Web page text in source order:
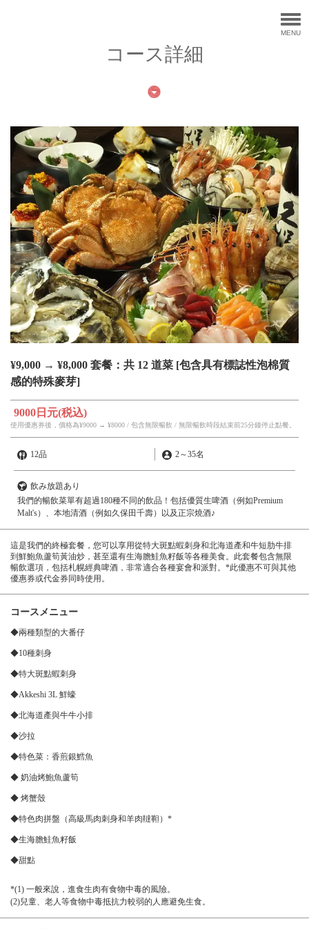
MENU
コース詳細
¥9,000 → ¥8,000 套餐：共 12 道菜 [包含具有標誌性泡棉質
感的特殊麥芽]
9000日元(税込)
使用優惠券後，價格為¥9000 → ¥8000 / 包含無限暢飲 / 無限暢飲時段結束前25分鐘停止點餐。
12品 2～35名
飲み放題あり
我們的暢飲菜單有超過180種不同的飲品！包括優質生啤酒（例如Premium
Malt's）、本地清酒（例如久保田千壽）以及正宗燒酒♪
這是我們的終極套餐，您可以享用從特大斑點蝦刺身和北海道產和牛短肋牛排
到鮮鮑魚蘆筍黃油炒，甚至還有生海膽鮭魚籽飯等各種美食。此套餐包含無限
暢飲選項，包括札幌經典啤酒，非常適合各種宴會和派對。*此優惠不可與其他
優惠券或代金券同時使用。
コースメニュー
◆兩種類型的大番仔
◆10種刺身
◆特大斑點蝦刺身
◆Akkeshi 3L 鮮蠔
◆北海道產與牛牛小排
◆沙拉
◆特色菜：香煎銀鱈魚
◆ 奶油烤鮑魚蘆筍
◆ 烤蟹殼
◆特色肉拼盤（高級馬肉刺身和羊肉韃靼）*
◆生海膽鮭魚籽飯
◆甜點
*(1) 一般來說，進食生肉有食物中毒的風險。
(2)兒童、老人等食物中毒抵抗力較弱的人應避免生食。
¥9,000 → ¥8,000 套餐：共 12 道菜 [包含具有標誌性泡棉質感
的特殊麥芽] | どさんこキッチン ゴリラ
北海道札幌市中央区南５条西５丁目 ジャパンランドビル1階